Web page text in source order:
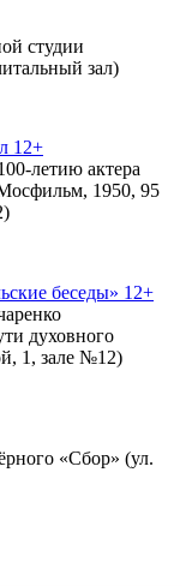
студии
зал)
12+
летию актера
1950, 95
беседы» 12+
духовного
1, зале №12)
«Сбор» (ул.